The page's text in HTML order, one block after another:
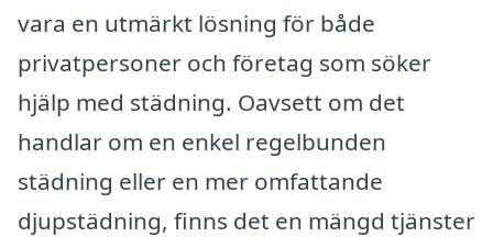
vara en utmärkt lösning för både
privatpersoner och företag som söker
hjälp med städning. Oavsett om det
handlar om en enkel regelbunden
städning eller en mer omfattande
djupstädning, finns det en mängd tjänster